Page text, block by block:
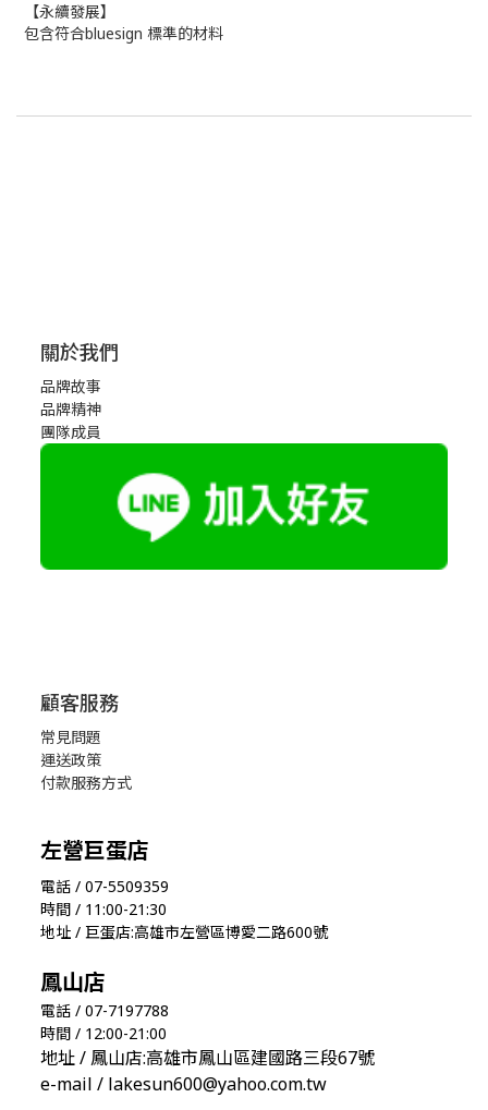
【永續發展】
包含符合bluesign 標準的材料
關於我們
品牌故事
品牌精神
團隊成員
顧客服務
常見問題
運送政策
付款服務方式
左營巨蛋店
電話 / 07-5509359
時間 / 11:00-21:30
地址 / 巨蛋店:高雄市左營區博愛二路600號
鳳山店
電話 / 07-7197788
時間 / 12:00-21:00
地址 / 鳳山店:高雄市鳳山區建國路三段67號
e-mail / lakesun600@yahoo.com.tw